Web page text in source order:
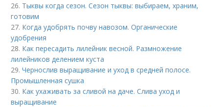
26. Тыквы когда сезон. Сезон тыквы: выбираем, храним,
готовим
27. Когда удобрять почву навозом. Органические
удобрения
28. Как пересадить лилейник весной. Размножение
лилейников делением куста
29.Чернослив выращивание и уход в средней полосе.
Промышленная сушка
30. Как ухаживать за сливой на даче. Слива уход и
выращивание